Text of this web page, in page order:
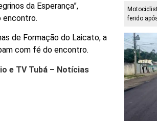
da Esperança”,
encontro.
de Formação do Laicato, a
com fé do encontro.
e TV Tubá – Notícias
ferido